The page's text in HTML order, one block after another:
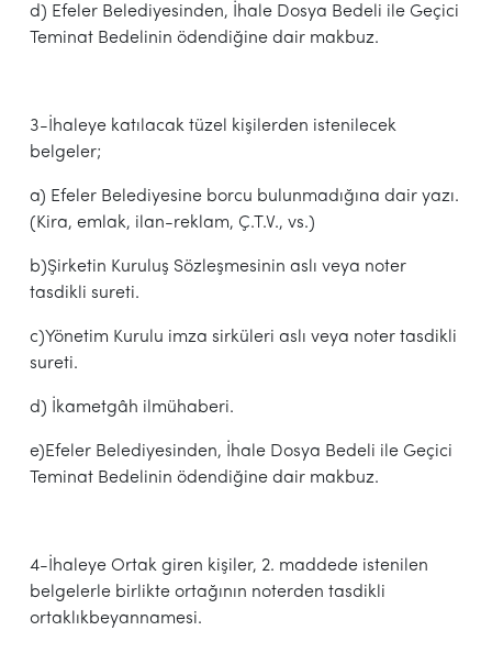
d) Efeler Belediyesinden, İhale Dosya Bedeli ile Geçici
Teminat Bedelinin ödendiğine dair makbuz.
3-İhaleye katılacak tüzel kişilerden istenilecek
belgeler;
a) Efeler Belediyesine borcu bulunmadığına dair yazı.
(Kira, emlak, ilan-reklam, Ç.T.V., vs.)
b)Şirketin Kuruluş Sözleşmesinin aslı veya noter
tasdikli sureti.
c)Yönetim Kurulu imza sirküleri aslı veya noter tasdikli
sureti.
d) İkametgâh ilmühaberi.
e)Efeler Belediyesinden, İhale Dosya Bedeli ile Geçici
Teminat Bedelinin ödendiğine dair makbuz.
4-İhaleye Ortak giren kişiler, 2. maddede istenilen
belgelerle birlikte ortağının noterden tasdikli
ortaklıkbeyannamesi.